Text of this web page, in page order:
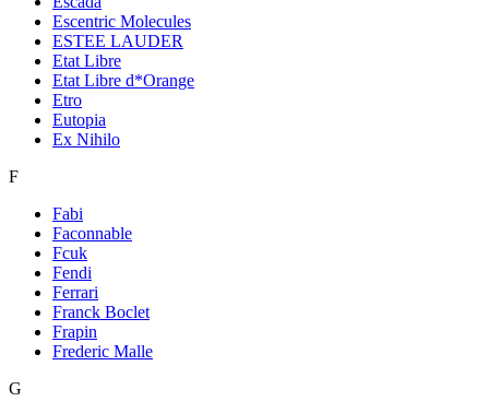
Escentric Molecules
ESTEE LAUDER
Etat Libre
Etat Libre d*Orange
Etro
Eutopia
Ex Nihilo
F
Fabi
Faconnable
Fcuk
Fendi
Ferrari
Franck Boclet
Frapin
Frederic Malle
G